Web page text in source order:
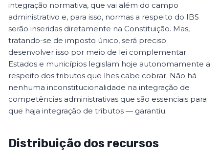
integração normativa, que vai além do campo
administrativo e, para isso, normas a respeito do IBS
serão inseridas diretamente na Constituição. Mas,
tratando-se de imposto único, será preciso
desenvolver isso por meio de lei complementar.
Estados e municípios legislam hoje autonomamente a
respeito dos tributos que lhes cabe cobrar. Não há
nenhuma inconstitucionalidade na integração de
competências administrativas que são essenciais para
que haja integração de tributos — garantiu.
Distribuição dos recursos